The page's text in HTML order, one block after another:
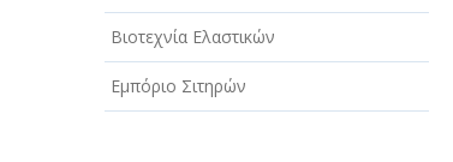
Βιοτεχνία Ελαστικών
Εμπόριο Σιτηρών